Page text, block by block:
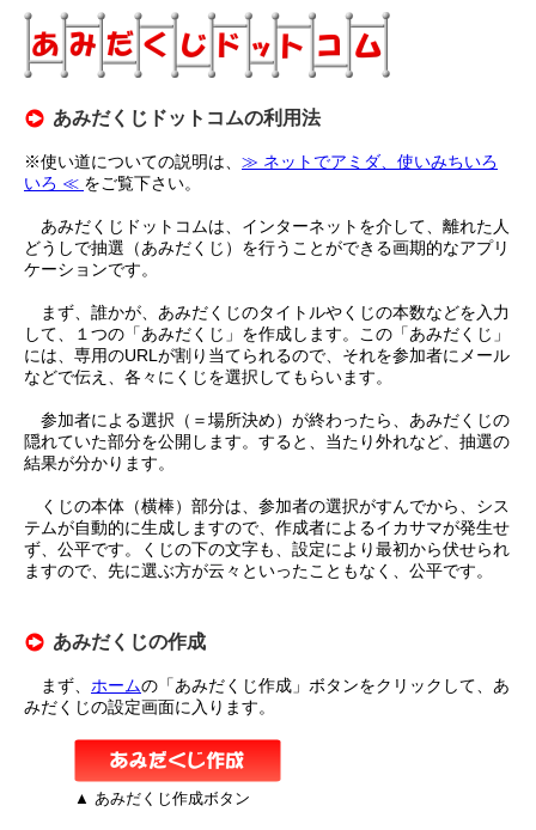
あみだくじドットコムの利用法
※使い道についての説明は、 ≫ ネットでアミダ、使いみちいろ
いろ ≪ をご覧下さい。
あみだくじドットコムは、インターネットを介して、離れた人
どうしで抽選（あみだくじ）を行うことができる画期的なアプリ
ケーションです。
まず、誰かが、あみだくじのタイトルやくじの本数などを入力
して、１つの「あみだくじ」を作成します。この「あみだくじ」
には、専用のURLが割り当てられるので、それを参加者にメール
などで伝え、各々にくじを選択してもらいます。
参加者による選択（＝場所決め）が終わったら、あみだくじの
隠れていた部分を公開します。すると、当たり外れなど、抽選の
結果が分かります。
くじの本体（横棒）部分は、参加者の選択がすんでから、シス
テムが自動的に生成しますので、作成者によるイカサマが発生せ
ず、公平です。くじの下の文字も、設定により最初から伏せられ
ますので、先に選ぶ方が云々といったこともなく、公平です。
あみだくじの作成
まず、 ホームの「あみだくじ作成」ボタンをクリックして、あ
みだくじの設定画面に入ります。
▲ あみだくじ作成ボタン